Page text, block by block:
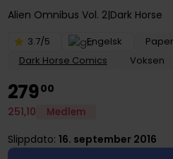
Alien Omnibus Vol. 2 Dark Horse
3.7/5 Engelsk
Dark Horse Comics
Voksen
27900
251,10 Medlem
Slippdato: 16. september 2016